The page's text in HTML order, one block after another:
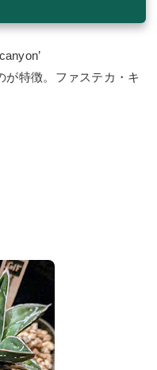
が特徴。ファステカ・キ